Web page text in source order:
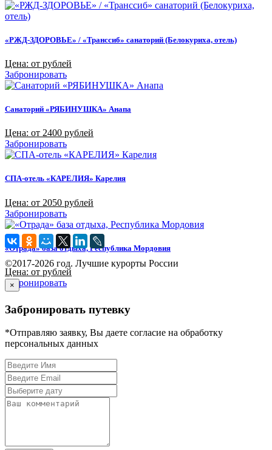
«РЖД-ЗДОРОВЬЕ» / «Транссиб» санаторий (Белокуриха, отель)
Цена: от рублей
Забронировать
Санаторий «РЯБИНУШКА» Анапа
Цена: от 2400 рублей
Забронировать
СПА-отель «КАРЕЛИЯ» Карелия
Цена: от 2050 рублей
Забронировать
«Отрада» база отдыха, Республика Мордовия
Цена: от рублей
Забронировать
©2017-2026 год. Лучшие курорты России
×
Забронировать путевку
*Отправляю заявку, Вы даете согласие на обработку
персональных данных